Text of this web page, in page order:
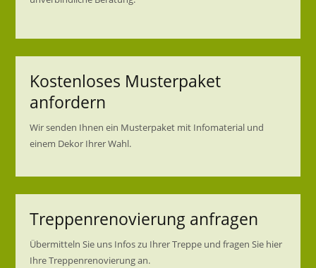
Kostenloses Musterpaket
anfordern
Wir senden Ihnen ein Musterpaket mit Infomaterial und
einem Dekor Ihrer Wahl.
Treppenrenovierung anfragen
Übermitteln Sie uns Infos zu Ihrer Treppe und fragen Sie hier
Ihre Treppenrenovierung an.